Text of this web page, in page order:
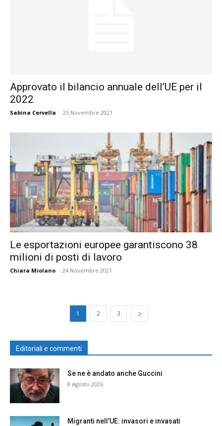
Approvato il bilancio annuale dell’UE per il
2022
Sabina Cervella - 25 Novembre 2021
Le esportazioni europee garantiscono 38
milioni di posti di lavoro
Chiara Miolano - 24 Novembre 2021
1 2 3
Editoriali e commenti
Se ne è andato anche Guccini
8 Agosto 2026
Migranti nell’UE: invasori e invasati